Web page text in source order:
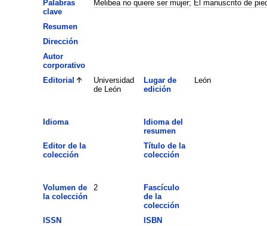
Palabras
clave
Melibea no quiere ser mujer; El manuscrito de
Resumen
Dirección
Autor
corporativo
Editorial
Universidad
de León
Lugar de
edición
León
Idioma
Idioma del
resumen
Editor de la
colección
Título de la
colección
Volumen de
la colección
2
Fascículo
de la
colección
ISSN
ISBN